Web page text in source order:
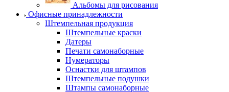
Альбомы для рисования
Офисные принадлежности
Штемпельная продукция
Штемпельные краски
Датеры
Печати самонаборные
Нумераторы
Оснастки для штампов
Штемпельные подушки
Штампы самонаборные